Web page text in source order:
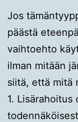
Jos
päästä
vaihtoehto
ilman mitään
siitä, että mitä
1.